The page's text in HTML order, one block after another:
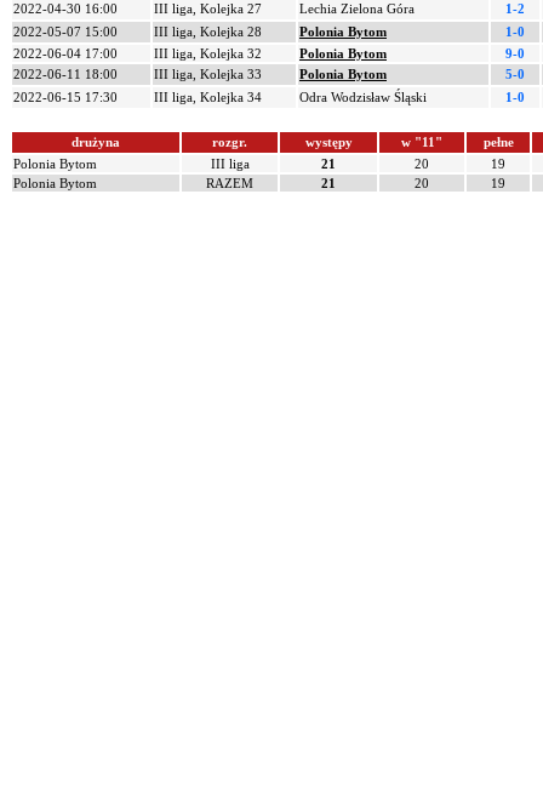
2022-04-30 16:00
III liga, Kolejka 27 Lechia Zielona Góra
1-2
2022-05-07 15:00
III liga, Kolejka 28 Polonia Bytom
1-0
2022-06-04 17:00
III liga, Kolejka 32 Polonia Bytom
9-0
2022-06-11 18:00
III liga, Kolejka 33 Polonia Bytom
5-0
2022-06-15 17:30
III liga, Kolejka 34 Odra Wodzisław Śląski 1-0
drużyna rozgr. występy w "11"
pełne
Polonia Bytom
III liga 21 20
19
Polonia Bytom
RAZEM 21 20 19